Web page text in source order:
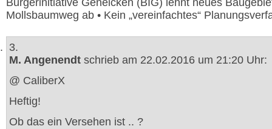
Bürgerinitiative Geneicken (BIG) lehnt neues
Mollsbaumweg ab • Kein „vereinfachtes“
3.
M. Angenendt schrieb am 22.02.2016 um 21:20 Uhr:
@ CaliberX
Heftig!
Ob das ein Versehen ist .. ?